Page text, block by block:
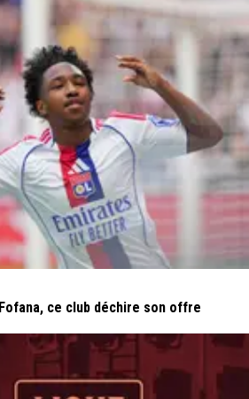
ce club déchire son offre